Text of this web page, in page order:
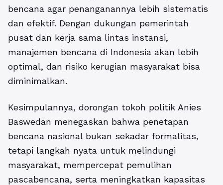
bencana agar penanganannya lebih sistematis
dan efektif. Dengan dukungan pemerintah
pusat dan kerja sama lintas instansi,
manajemen bencana di Indonesia akan lebih
optimal, dan risiko kerugian masyarakat bisa
diminimalkan.
Kesimpulannya, dorongan tokoh politik Anies
Baswedan menegaskan bahwa penetapan
bencana nasional bukan sekadar formalitas,
tetapi langkah nyata untuk melindungi
masyarakat, mempercepat pemulihan
pascabencana, serta meningkatkan kapasitas